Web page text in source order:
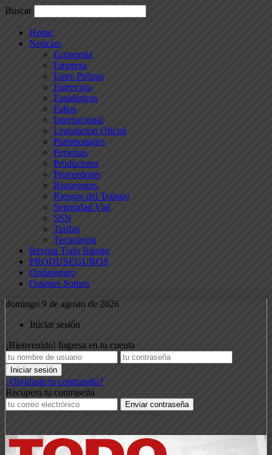
Buscar
Home
Noticias
Economia
Empresa
Entre Polizas
Entrevista
Estadisticas
Fallos
Internacional
Legislacion Oficial
Patrimoniales
Personas
Productores
Proveedores
Reaseguros
Riesgos del Trabajo
Seguridad Vial
SSN
Tarifas
Tecnologia
Revista Todo Riesgo
PRODUSEGUROS
Ondaseguro
Quienes Somos
domingo 9 de agosto de 2026
Iniciar sesión
¡Bienvenido! Ingresa en tu cuenta
¿Olvidaste tu contraseña?
Recupera tu contraseña